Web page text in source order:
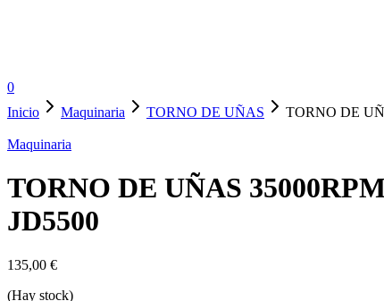
0
Inicio
Maquinaria TORNO DE UÑAS TORNO DE
Maquinaria
TORNO DE UÑAS
JD5500
135,00 €
(Hay stock)